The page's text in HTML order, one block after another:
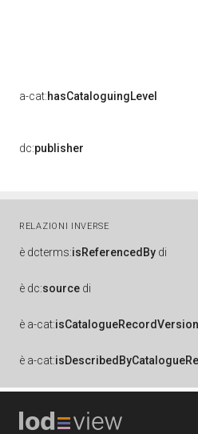
a-cat:hasCataloguingLevel
dc:publisher
RELAZIONI INVERSE
è dcterms:isReferencedBy di
è dc:source di
è a-cat:
è a-cat: